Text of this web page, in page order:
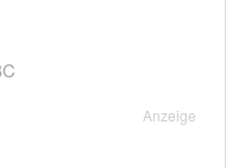
Anzeige